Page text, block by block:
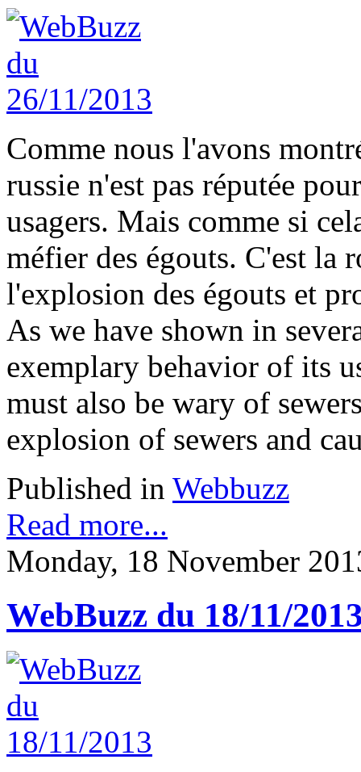
Comme nous l'avons
russie n'est pas réputée
usagers. Mais comme si
méfier des égouts. C'est la
l'explosion des égouts et
As we have shown in
exemplary behavior of its
must also be wary of
explosion of sewers and
Published in Webbuzz
Read more...
Monday, 18 November
WebBuzz du 18/11/